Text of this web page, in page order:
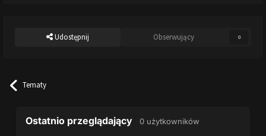
Udostępnij Obserwujący 0
Tematy
Ostatnio przeglądający 0 użytkowników